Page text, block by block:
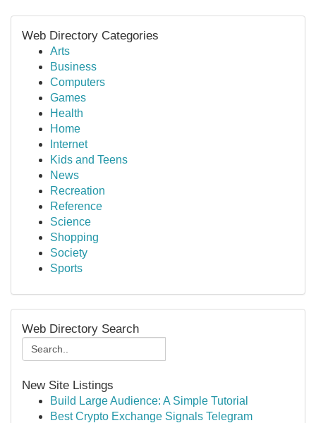
Web Directory Categories
Arts
Business
Computers
Games
Health
Home
Internet
Kids and Teens
News
Recreation
Reference
Science
Shopping
Society
Sports
Web Directory Search
New Site Listings
Build Large Audience: A Simple Tutorial
Best Crypto Exchange Signals Telegram